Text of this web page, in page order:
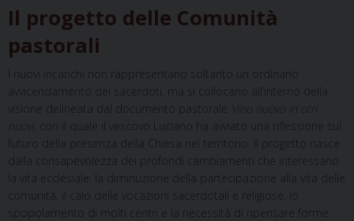
Il progetto delle Comunità
pastorali
I nuovi incarichi non rappresentano soltanto un ordinario
avvicendamento dei sacerdoti, ma si collocano all’interno della
visione delineata dal documento pastorale
, con il quale il vescovo Luciano ha avviato una riflessione sul
futuro della presenza della Chiesa nel territorio.
Il progetto nasce
dalla consapevolezza dei profondi cambiamenti che interessano
la vita ecclesiale: la diminuzione della partecipazione alla vita delle
comunità, il calo delle vocazioni sacerdotali e religiose, lo
spopolamento di molti centri e la necessità di ripensare forme